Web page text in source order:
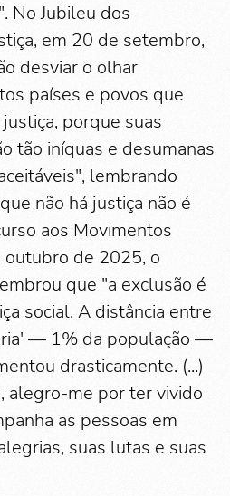
No Jubileu dos
em 20 de setembro,
desviar o olhar
países e povos que
porque suas
tão iníquas e desumanas
lembrando
não há justiça não é
aos Movimentos
de 2025, o
que "a exclusão é
social. A distância entre
— 1% da população —
drasticamente. (...)
alegro-me por ter vivido
as pessoas em
suas lutas e suas